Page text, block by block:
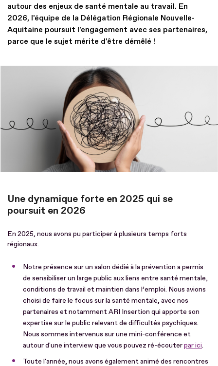
autour des enjeux de santé mentale au travail. En
2026, l'équipe de la Délégation Régionale Nouvelle-
Aquitaine poursuit l'engagement avec ses partenaires,
parce que le sujet mérite d'être démêlé !
Une dynamique forte en 2025 qui se
poursuit en 2026
En 2025, nous avons pu participer à plusieurs temps forts
régionaux.
Notre présence sur un salon dédié à la prévention a permis
de sensibiliser un large public aux liens entre santé mentale,
conditions de travail et maintien dans l’emploi. Nous avions
choisi de faire le focus sur la santé mentale, avec nos
partenaires et notamment ARI Insertion qui apporte son
expertise sur le public relevant de difficultés psychiques.
Nous sommes intervenus sur une mini-conférence et
autour d'une interview que vous pouvez ré-écouterpar ici.
Toute l'année, nous avons également animé des rencontres